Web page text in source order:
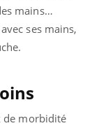
mains…
ses mains,
de morbidité